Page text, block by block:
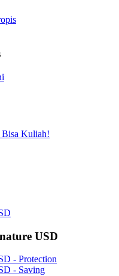
Bisa Kuliah!
USD
- Protection
- Saving